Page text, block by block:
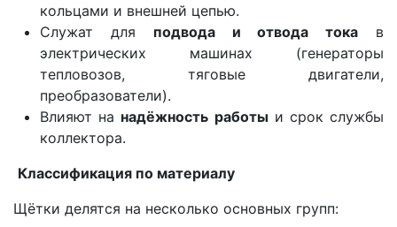
кольцами и внешней цепью.
Служат для подвода и отвода тока в
электрических машинах (генераторы
тепловозов, тяговые двигатели,
преобразователи).
Влияют на надёжность работыи срок службы
коллектора.
Классификация по материалу
Щётки делятся на несколько основных групп: